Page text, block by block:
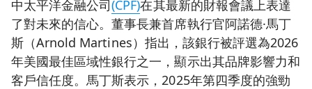
中太平洋金融公司(CPF)在其最新的財報會議上表達
了對未來的信心。董事長兼首席執行官阿諾德·馬丁
斯（Arnold Martines）指出，該銀行被評選為2026
年美國最佳區域性銀行之一，顯示出其品牌影響力和
客戶信任度。馬丁斯表示，2025年第四季度的強勁